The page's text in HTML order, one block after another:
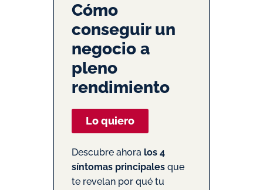
Cómo
conseguir un
negocio a
pleno
rendimiento
Lo quiero
Descubre ahora los 4
síntomas principales que
te revelan por qué tu